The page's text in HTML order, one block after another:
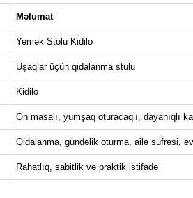
Məlumat
Yemək Stolu Kidilo
Uşaqlar üçün qidalanma stulu
Kidilo
Ön masalı, yumşaq oturacaqlı, dayanıqlı
Qidalanma, gündəlik oturma, ailə süfrəsi,
Rahatlıq, sabitlik və praktik istifadə